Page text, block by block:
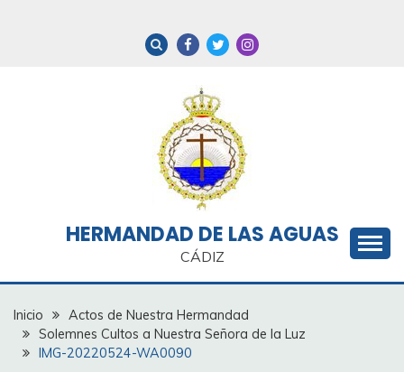
HERMANDAD DE LAS AGUAS
CÁDIZ
Inicio
Actos de Nuestra Hermandad
Solemnes Cultos a Nuestra Señora de la Luz
IMG-20220524-WA0090